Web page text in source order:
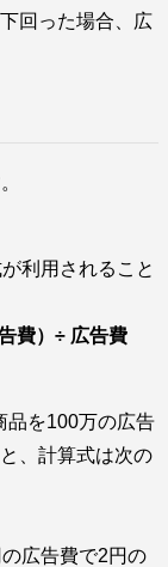
回った場合、広
利用されること
費）÷ 広告費
品を100万の広告
、計算式は次の
広告費で2円の